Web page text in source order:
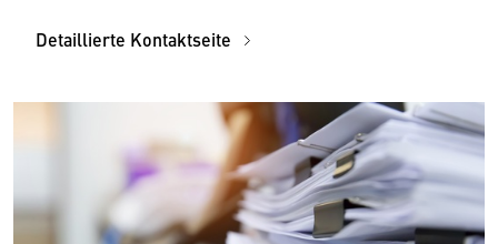
Detaillierte Kontaktseite